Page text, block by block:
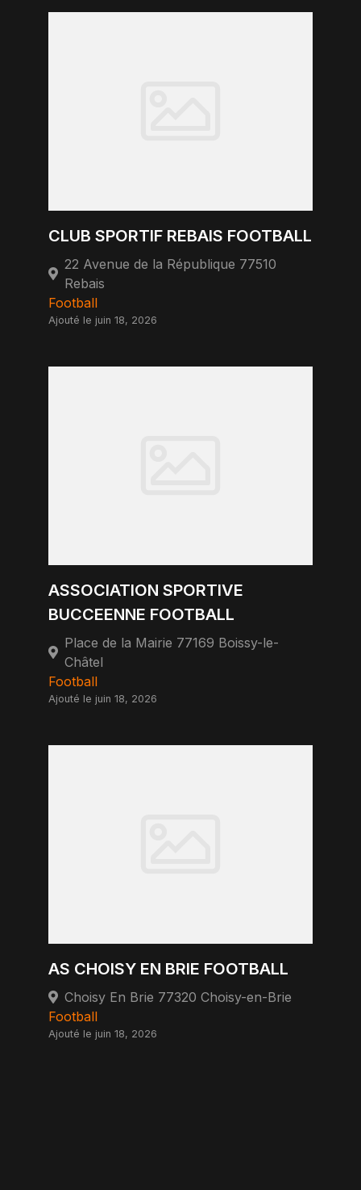
CLUB SPORTIF REBAIS FOOTBALL
22 Avenue de la République 77510
Rebais
Football
Ajouté le juin 18, 2026
ASSOCIATION SPORTIVE
BUCCEENNE FOOTBALL
Place de la Mairie 77169 Boissy-le-
Châtel
Football
Ajouté le juin 18, 2026
AS CHOISY EN BRIE FOOTBALL
Choisy En Brie 77320 Choisy-en-Brie
Football
Ajouté le juin 18, 2026